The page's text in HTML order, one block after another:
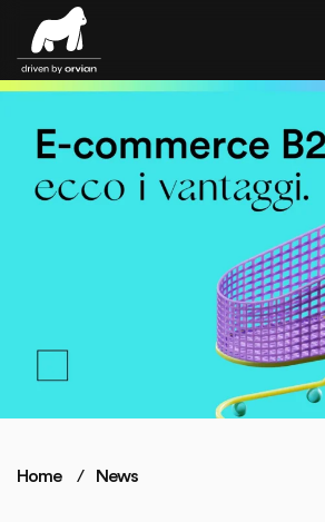
Skip to main content
Home News